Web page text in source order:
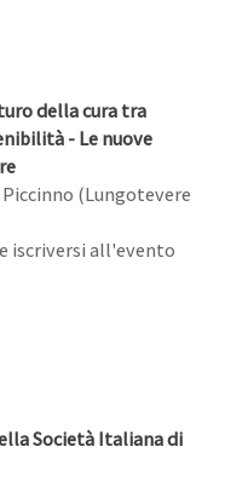
della cura tra
- Le nuove
(Lungotevere
iscriversi all'evento
Società Italiana di